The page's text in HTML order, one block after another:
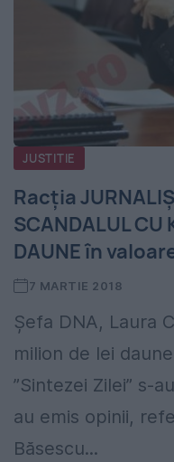
JUSTITIE
Racția
SCANDALUL CU
DAUNE în
7 MARTIE 2018
Șefa DNA, Laura
milion de lei
”Sintezei Zilei” s-
au emis opinii,
Băsescu...